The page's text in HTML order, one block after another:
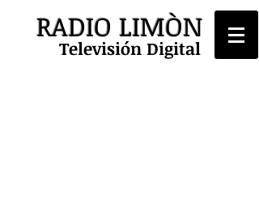
RADIO LIMÒN
Televisión Digital